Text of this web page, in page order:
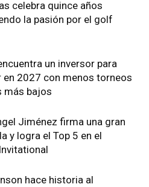
celebra quince años
la pasión por el golf
un inversor para
en 2027 con menos torneos
más bajos
Jiménez firma una gran
y logra el Top 5 en el
hace historia al